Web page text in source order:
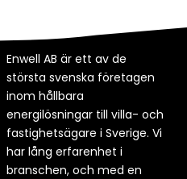
Enwell AB är ett av de
största svenska företagen
inom hållbara
energilösningar till villa- och
fastighetsägare i Sverige. Vi
har lång erfarenhet i
branschen, och med en